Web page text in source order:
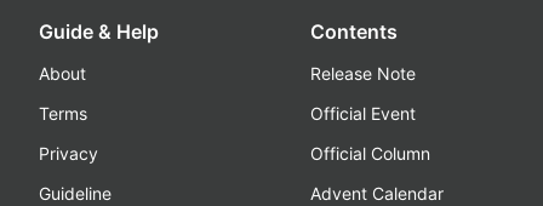
Guide & Help
About
Terms
Privacy
Guideline
Contents
Release Note
Official Event
Official Column
Advent Calendar